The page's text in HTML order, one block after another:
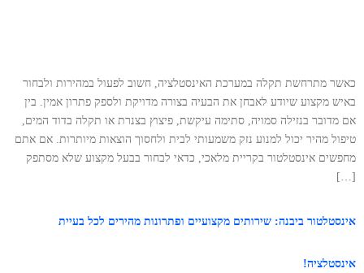
כאשר מתרחשת תקלה במערכת האינסטלציה, חשוב לפעול במהירות ולבחור
באיש מקצוע שיודע לאבחן את הבעיה בצורה מדויקת ולספק פתרון אמין. בין
אם מדובר בנזילה סמויה, סתימה עיקשת, פיצוץ בצנרת או תקלה בדוד המים,
טיפול מהיר יכול למנוע נזק משמעותי לבית ולחסוך הוצאות מיותרות. אם אתם
מחפשים אינסטלטור בקריית מלאכי, כדאי לבחור בבעל מקצוע שלא מסתפק
[…]
אינסטלטור ביבנה: שירותים מקצועיים ופתרונות מהירים לכל בעיית
אינסטלציה!